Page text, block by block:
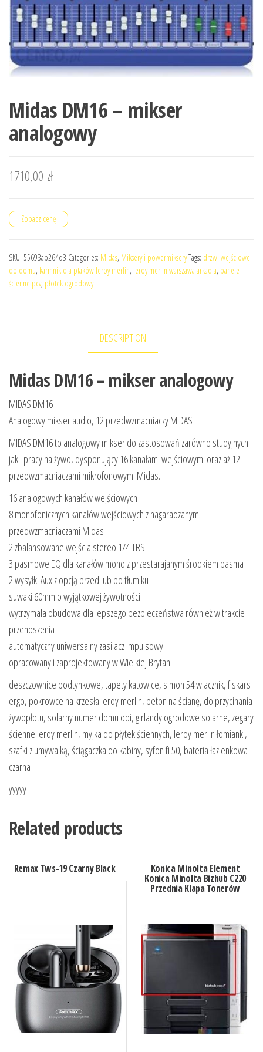
Midas DM16 – mikser
analogowy
1710,00 zł
Zobacz cenę
SKU: 55693ab264d3 Categories: Midas, Miksery i powermikseryTags: drzwi wejściowe
do domu, karmnik dla ptaków leroy merlin, leroy merlin warszawa arkadia, panele
ścienne pcv, płotek ogrodowy
DESCRIPTION
Midas DM16 – mikser analogowy
MIDAS DM16
Analogowy mikser audio, 12 przedwzmacniaczy MIDAS
MIDAS DM16 to analogowy mikser do zastosowań zarówno studyjnych
jak i pracy na żywo, dysponujący 16 kanałami wejściowymi oraz aż 12
przedwzmacniaczami mikrofonowymi Midas.
16 analogowych kanałów wejściowych
8 monofonicznych kanałów wejściowych z nagaradzanymi
przedwzmacniaczami Midas
2 zbalansowane wejścia stereo 1/4 TRS
3 pasmowe EQ dla kanałów mono z przestarajanym środkiem pasma
2 wysyłki Aux z opcją przed lub po tłumiku
suwaki 60mm o wyjątkowej żywotności
wytrzymala obudowa dla lepszego bezpieczeństwa również w trakcie
przenoszenia
automatyczny uniwersalny zasilacz impulsowy
opracowany i zaprojektowany w Wielkiej Brytanii
deszczownice podtynkowe, tapety katowice, simon 54 wlacznik, fiskars
ergo, pokrowce na krzesła leroy merlin, beton na ścianę, do przycinania
żywopłotu, solarny numer domu obi, girlandy ogrodowe solarne, zegary
ścienne leroy merlin, myjka do płytek ściennych, leroy merlin łomianki,
szafki z umywalką, ściągaczka do kabiny, syfon fi 50, bateria łazienkowa
czarna
yyyyy
Related products
Remax Tws-19 Czarny Black Konica Minolta Element
Konica Minolta Bizhub C220
Przednia Klapa Tonerów